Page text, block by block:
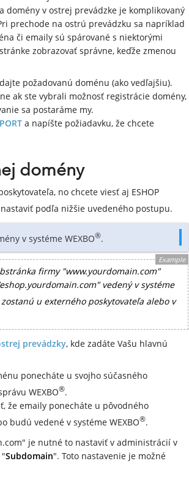
domény v ostrej prevádzke je komplikovaný
prechode na ostrú prevádzku sa napríklad
či emaily sú spárované s niektorými
zobrazovať správne, keďže zmenou
požadovanú doménu (ako vedľajšiu).
ak ste vybrali možnosť registrácie domény,
sa postaráme my.
a napíšte požiadavku, že chcete
domény
no chcete viesť aj ESHOP
podľa nižšie uvedeného postupu.
v systéme WEXBO®.
Example
firmy "www.yourdomain.com"
vedený v systéme
u externého poskytovateľa alebo v
prevádzky, kde zadáte Vašu hlavnú
ponecháte u svojho súčasného
WEXBO®.
že emaily ponecháte u pôvodného
budú vedené v systéme WEXBO®.
je nutné to nastaviť v administrácií v
Subdomain". Toto nastavenie je možné